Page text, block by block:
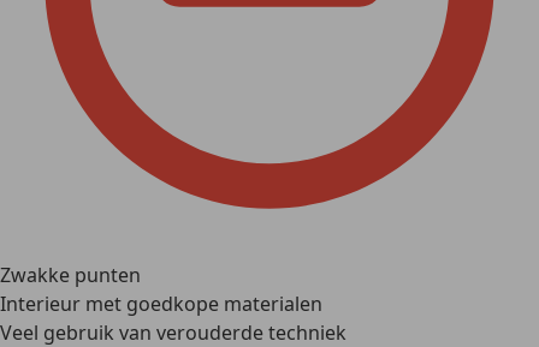
Zwakke punten
Interieur met goedkope materialen
Veel gebruik van verouderde techniek